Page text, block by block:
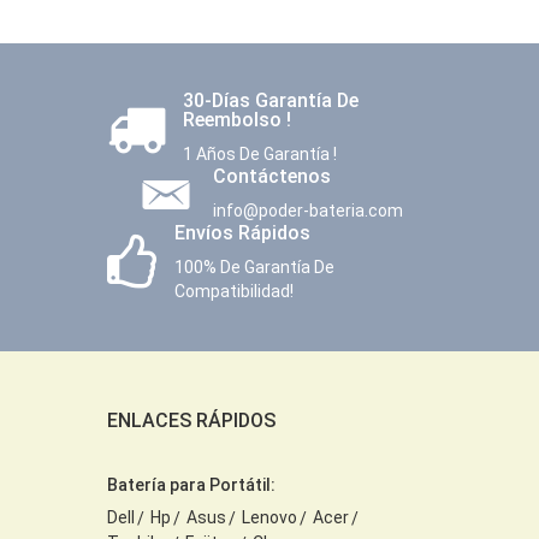
30-Días Garantía De
Reembolso !
1 Años De Garantía !
Contáctenos
info@poder-bateria.com
Envíos Rápidos
100% De Garantía De
Compatibilidad!
ENLACES RÁPIDOS
Batería para Portátil:
Dell
Hp Asus Lenovo
Acer